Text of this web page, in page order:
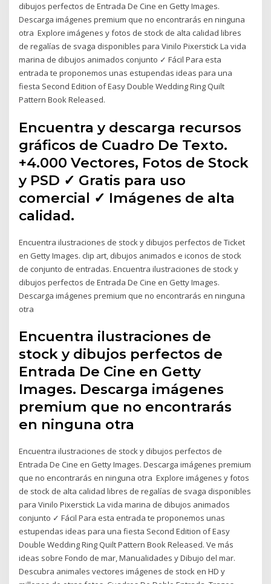
dibujos perfectos de Entrada De Cine en Getty Images.
Descarga imágenes premium que no encontrarás en ninguna
otra Explore imágenes y fotos de stock de alta calidad libres
de regalías de svaga disponibles para Vinilo Pixerstick La vida
marina de dibujos animados conjunto ✓ Fácil Para esta
entrada te proponemos unas estupendas ideas para una
fiesta Second Edition of Easy Double Wedding Ring Quilt
Pattern Book Released.
Encuentra y descarga recursos
gráficos de Cuadro De Texto.
+4.000 Vectores, Fotos de Stock
y PSD ✓ Gratis para uso
comercial ✓ Imágenes de alta
calidad.
Encuentra ilustraciones de stock y dibujos perfectos de Ticket
en Getty Images. clip art, dibujos animados e iconos de stock
de conjunto de entradas. Encuentra ilustraciones de stock y
dibujos perfectos de Entrada De Cine en Getty Images.
Descarga imágenes premium que no encontrarás en ninguna
otra
Encuentra ilustraciones de
stock y dibujos perfectos de
Entrada De Cine en Getty
Images. Descarga imágenes
premium que no encontrarás
en ninguna otra
Encuentra ilustraciones de stock y dibujos perfectos de
Entrada De Cine en Getty Images. Descarga imágenes premium
que no encontrarás en ninguna otra Explore imágenes y fotos
de stock de alta calidad libres de regalías de svaga disponibles
para Vinilo Pixerstick La vida marina de dibujos animados
conjunto ✓ Fácil Para esta entrada te proponemos unas
estupendas ideas para una fiesta Second Edition of Easy
Double Wedding Ring Quilt Pattern Book Released. Ve más
ideas sobre Fondo de mar, Manualidades y Dibujo del mar.
Descubra animales vectores imágenes de stock en HD y